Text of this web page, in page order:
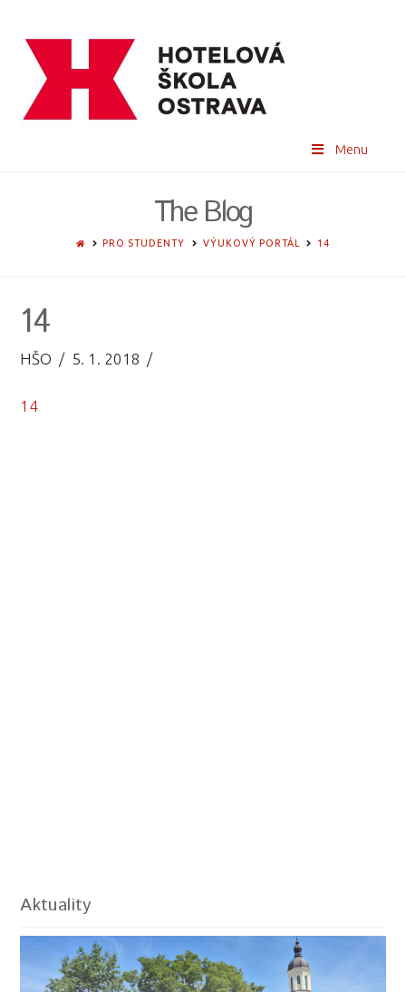
Menu
The Blog
HOMEPRO STUDENTY VÝUKOVÝ PORTÁL 14
14
HŠO 5. 1. 2018
14
Aktuality